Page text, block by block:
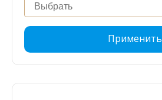
Применить